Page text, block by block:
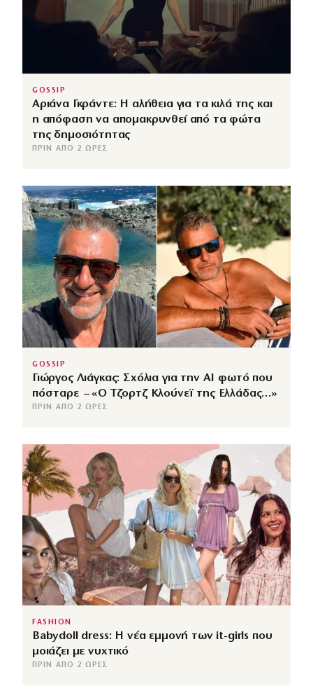
GOSSIP
Αριάνα Γκράντε: Η αλήθεια για τα κιλά της και
η απόφαση να απομακρυνθεί από τα φώτα
της δημοσιότητας
ΠΡΙΝ ΑΠΌ 2 ΏΡΕΣ
GOSSIP
Γιώργος Λιάγκας: Σχόλια για την ΑΙ φωτό που
πόσταρε – «Ο Τζορτζ Κλούνεϊ της Ελλάδας…»
ΠΡΙΝ ΑΠΌ 2 ΏΡΕΣ
FASHION
Babydoll dress: Η νέα εμμονή των it-girls που
μοιάζει με νυχτικό
ΠΡΙΝ ΑΠΌ 2 ΏΡΕΣ